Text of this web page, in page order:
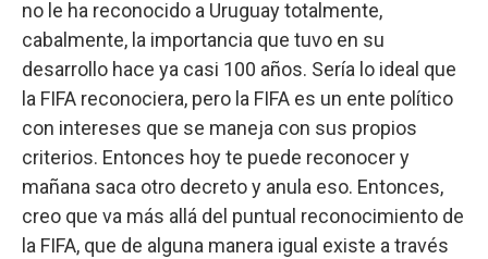
no le ha reconocido a Uruguay totalmente,
cabalmente, la importancia que tuvo en su
desarrollo hace ya casi 100 años. Sería lo ideal que
la FIFA reconociera, pero la FIFA es un ente político
con intereses que se maneja con sus propios
criterios. Entonces hoy te puede reconocer y
mañana saca otro decreto y anula eso. Entonces,
creo que va más allá del puntual reconocimiento de
la FIFA, que de alguna manera igual existe a través